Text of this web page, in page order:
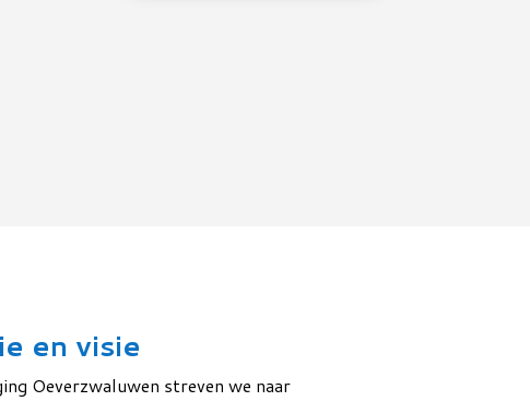
en visie
Oeverzwaluwen streven we naar